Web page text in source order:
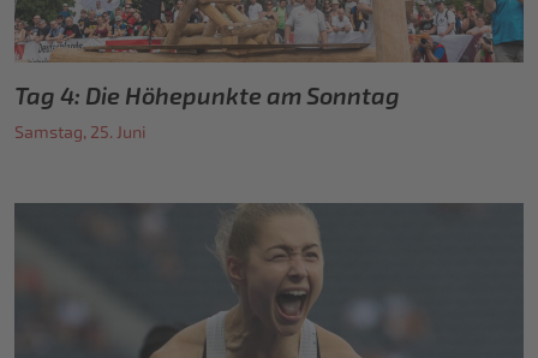
Tag 4: Die Höhepunkte am Sonntag
Samstag, 25. Juni